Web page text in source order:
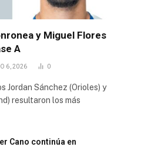
y Miguel Flores
A
6, 2026 0
Jordan Sánchez (Orioles) y
resultaron los más
Cano continúa en